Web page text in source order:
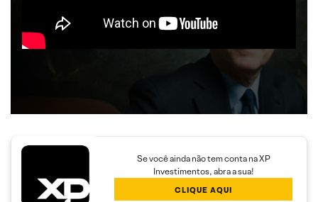
Se você ainda não tem conta na XP
Investimentos, abra a sua!
CLIQUE AQUI